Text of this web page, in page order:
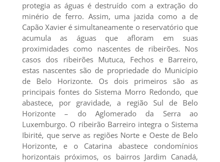
protegia as águas é destruído com a extração do
minério de ferro. Assim, uma jazida como a de
Capão Xavier é simultaneamente o reservatório que
acumula as águas que afloram em suas
proximidades como nascentes de ribeirões. Nos
casos dos ribeirões Mutuca, Fechos e Barreiro,
estas nascentes são de propriedade do Município
de Belo Horizonte. Os dois primeiros são as
principais fontes do Sistema Morro Redondo, que
abastece, por gravidade, a região Sul de Belo
Horizonte – do Aglomerado da Serra ao
Luxemburgo. O ribeirão Barreiro integra o Sistema
Ibirité, que serve as regiões Norte e Oeste de Belo
Horizonte, e o Catarina abastece condomínios
horizontais próximos, os bairros Jardim Canadá,